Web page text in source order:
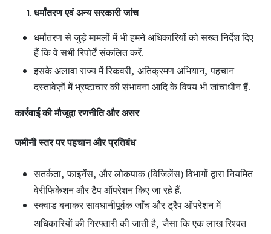
धर्मांतरण एवं अन्य सरकारी जांच
धर्मांतरण से जुड़े मामलों में भी हमने अधिकारियों को सख्त निर्देश दिए
हैं कि वे सभी रिपोर्टें संकलित करें.
इसके अलावा राज्य में रिकवरी, अतिक्रमण अभियान,पहचान
दस्तावेज़ों में भ्रष्टाचार की संभावना आदि के विषय भी जांचाधीन हैं.
कार्रवाई की मौजूदा रणनीति और असर
जमीनी स्तर पर पहचान और प्रतिबंध
सतर्कता,फाइनेंस, और लोकपाक (विजिलेंस) विभागों द्वारा नियमित
वेरीफिकेशन और टैप ऑपरेशन किए जा रहे हैं.
स्क्वाड बनाकर सावधानीपूर्वक जाँच और ट्रैप ऑपरेशन में
अधिकारियों की गिरफ्तारी की जाती है,जैसा कि एक लाख रिश्वत